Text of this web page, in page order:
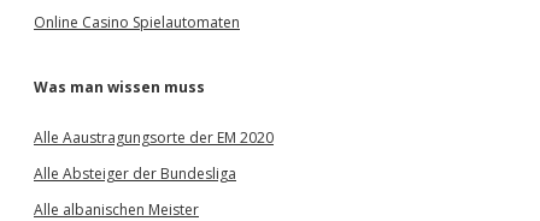
Online Casino Spielautomaten
Was man wissen muss
Alle Aaustragungsorte der EM 2020
Alle Absteiger der Bundesliga
Alle albanischen Meister